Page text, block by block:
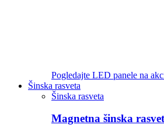
Pogledajte LED panele na
Šinska rasveta
Šinska rasveta
Magnetna šinska